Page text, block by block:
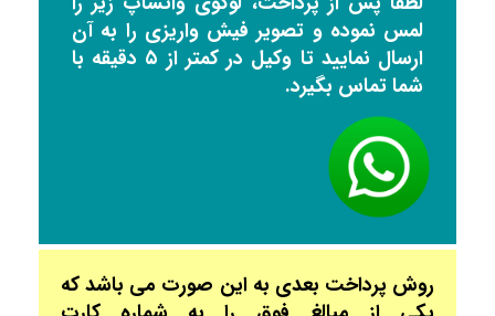
لمس نموده و تصویر فیش واریزی را به آن
ارسال نمایید تا وکیل در کمتر از ۵ دقیقه با
شما تماس بگیرد.
روش پرداخت بعدی به این صورت می باشد که